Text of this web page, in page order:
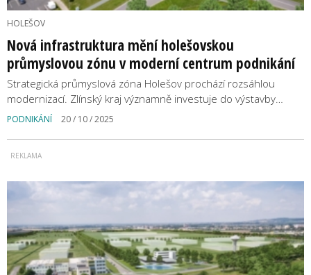
HOLEŠOV
Nová infrastruktura mění holešovskou
průmyslovou zónu v moderní centrum podnikání
Strategická průmyslová zóna Holešov prochází rozsáhlou
modernizací. Zlínský kraj významně investuje do výstavby…
PODNIKÁNÍ 20 / 10 / 2025